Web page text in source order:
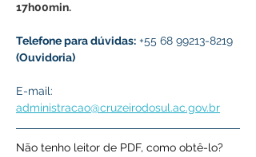
17h00min.
Telefone para dúvidas: +55 68 99213-8219
(Ouvidoria)
E-mail:
administracao@cruzeirodosul.ac.gov.br
Não tenho leitor de PDF, como obtê-lo?